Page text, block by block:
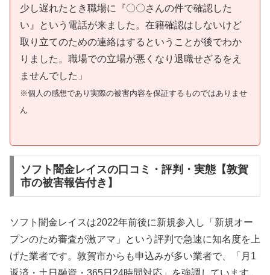
少し遅れたとき職場に『〇〇さんの件で確認した
い』という電話が来ました。在籍確認はしないけど
取り立てのための連絡はするということが後でわか
りました。職場での立場が悪くなり退職せざるをえ
ませんでした」
※個人の感想であり実際の被害内容を保証するものではありませ
ん
ソフト闇金レイスの口コミ・評判・実態【敦賀
市の被害報告付き】
ソフト闇金レイスは2022年前後に新規参入し「新規オー
プンのため審査が激アマ」という評判で急速に知名度を上
げた業者です。敦賀市からも申込みが多い業者で、「月1
返済・土日融資・365日24時間対応」を強調しています。